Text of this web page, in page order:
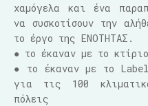
χαμόγελα και ένα
να συσκοτίσουν την
το έργο της ΕΝΟΤΗΤΑΣ.
● το έκαναν με το
● το έκαναν με το Label
για τις 100
πόλεις